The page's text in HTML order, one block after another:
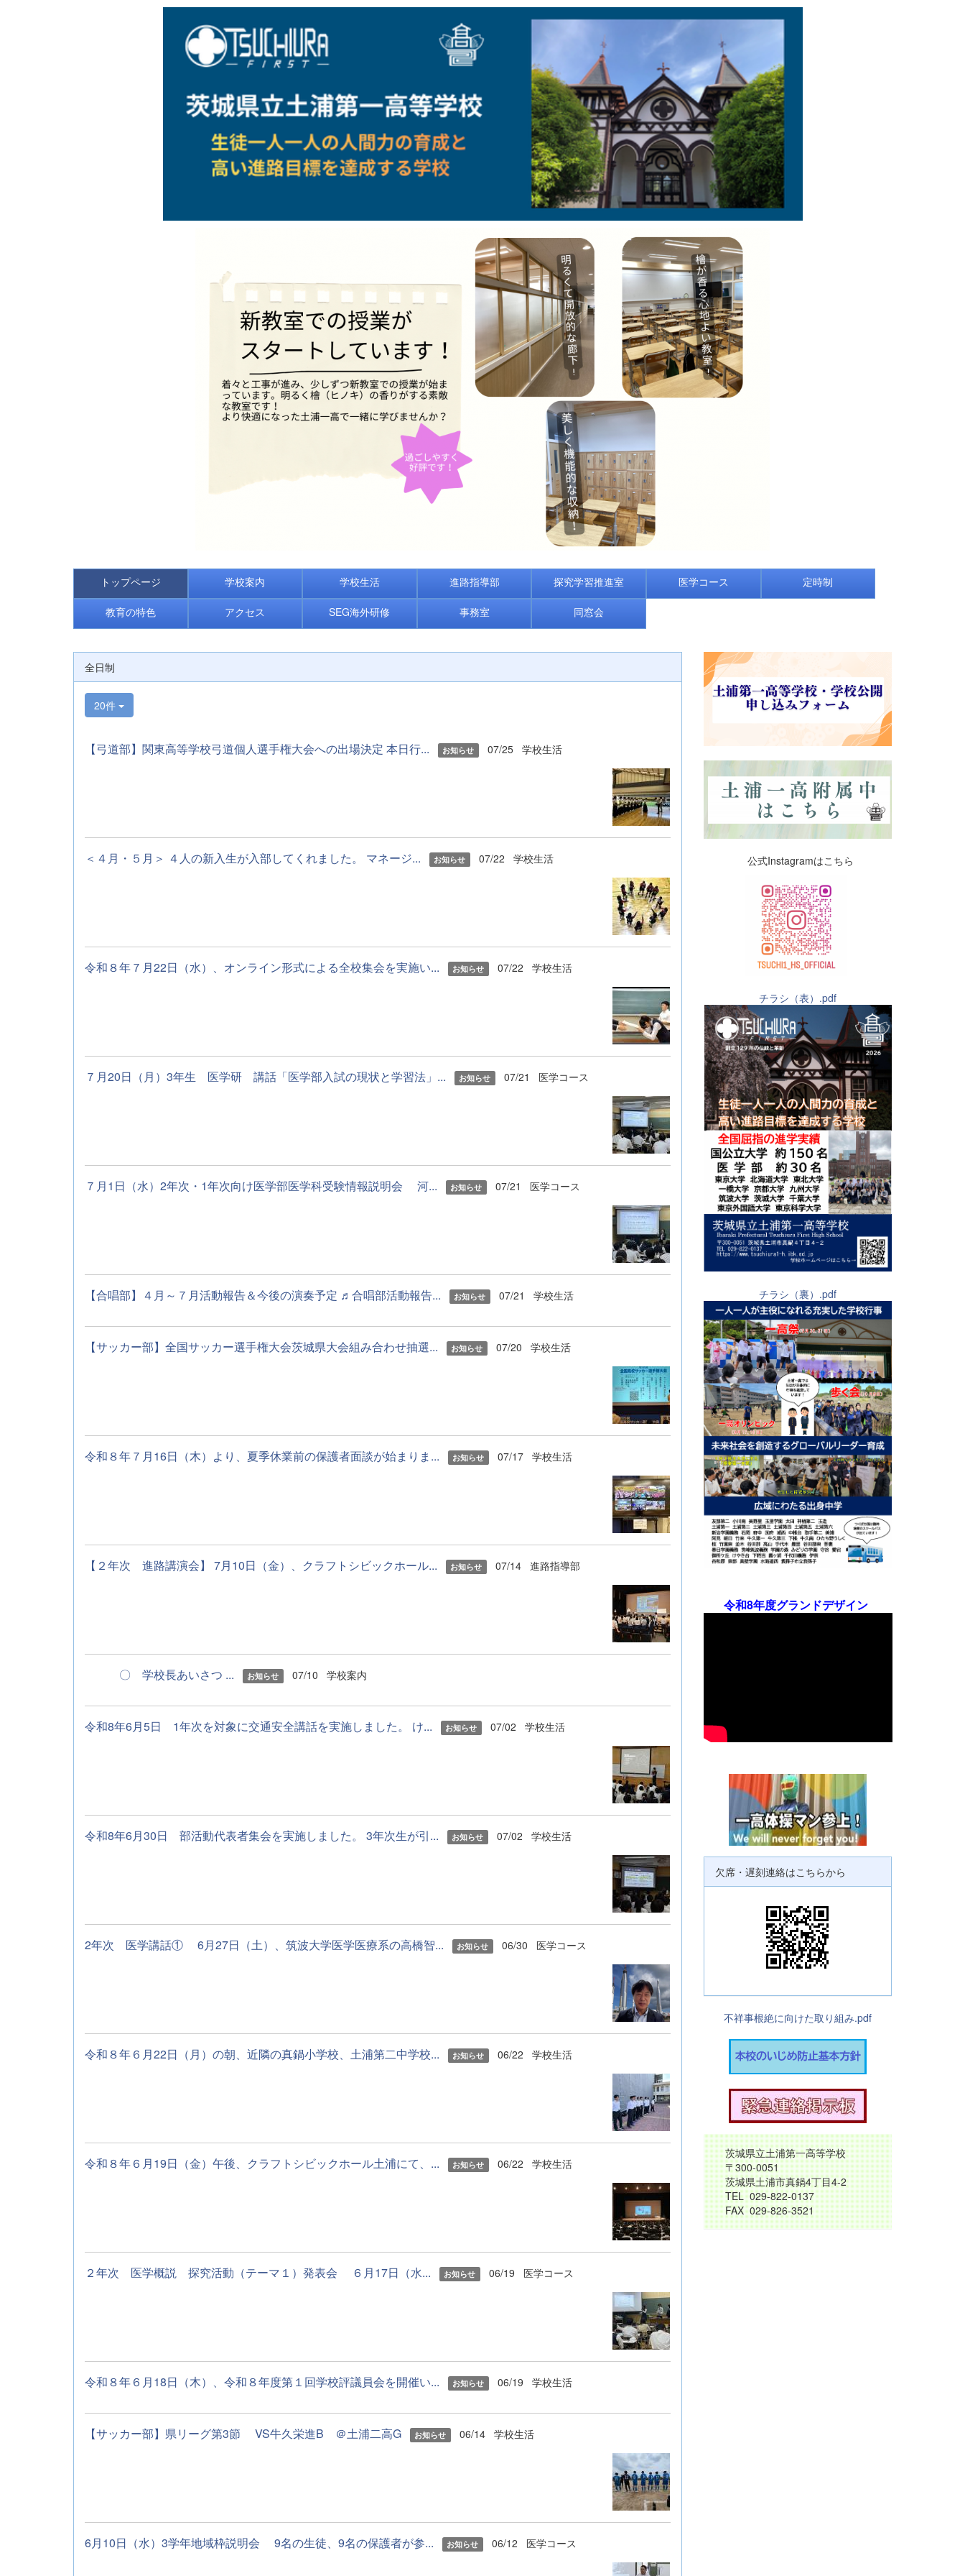
トップページ 学校案内 学校生活 進路指導部 探究学習推進室 医学コース 定時制
教育の特色 アクセス SEG海外研修 事務室 同窓会
全日制
20件
【弓道部】関東高等学校弓道個人選手権大会への出場決定 本日行... お知らせ 07/25 学校生活
＜４月・５月＞ ４人の新入生が入部してくれました。 マネージ... お知らせ 07/22 学校生活
令和８年７月22日（水）、オンライン形式による全校集会を実施い... お知らせ 07/22 学校生活
７月20日（月）3年生 医学研 講話「医学部入試の現状と学習法」... お知らせ 07/21 医学コース
７月1日（水）2年次・1年次向け医学部医学科受験情報説明会 河... お知らせ 07/21 医学コース
【合唱部】４月～７月活動報告＆今後の演奏予定 ♬合唱部活動報告... お知らせ 07/21 学校生活
【サッカー部】全国サッカー選手権大会茨城県大会組み合わせ抽選... お知らせ 07/20 学校生活
令和８年７月16日（木）より、夏季休業前の保護者面談が始まりま... お知らせ 07/17 学校生活
【２年次 進路講演会】 7月10日（金）、クラフトシビックホール... お知らせ 07/14 進路指導部
〇 学校長あいさつ ... お知らせ 07/10 学校案内
令和8年6月5日 1年次を対象に交通安全講話を実施しました。 け... お知らせ 07/02 学校生活
令和8年6月30日 部活動代表者集会を実施しました。 3年次生が引... お知らせ 07/02 学校生活
2年次 医学講話① 6月27日（土）、筑波大学医学医療系の高橋智... お知らせ 06/30 医学コース
令和８年６月22日（月）の朝、近隣の真鍋小学校、土浦第二中学校... お知らせ 06/22 学校生活
令和８年６月19日（金）午後、クラフトシビックホール土浦にて、... お知らせ 06/22 学校生活
２年次 医学概説 探究活動（テーマ１）発表会 ６月17日（水... お知らせ 06/19 医学コース
令和８年６月18日（木）、令和８年度第１回学校評議員会を開催い... お知らせ 06/19 学校生活
【サッカー部】県リーグ第3節 VS牛久栄進B ＠土浦二高G お知らせ 06/14 学校生活
6月10日（水）3学年地域枠説明会 9名の生徒、9名の保護者が参... お知らせ 06/12 医学コース
公式Instagramはこちら
チラシ（表）.pdf
チラシ（裏）.pdf
令和8年度グランドデザイン
欠席・遅刻連絡はこちらから
不祥事根絶に向けた取り組み.pdf
茨城県立土浦第一高等学校
〒300-0051
茨城県土浦市真鍋4丁目4-2
TEL 029-822-0137
FAX 029-826-3521